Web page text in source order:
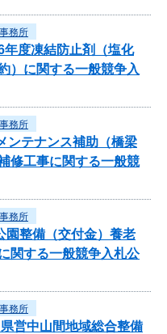
務所
度凍結防止剤（塩化
）に関する一般競争入
務所
テナンス補助（橋梁
修工事に関する一般競
務所
園整備（交付金）養老
関する一般競争入札公
務所
営中山間地域総合整備